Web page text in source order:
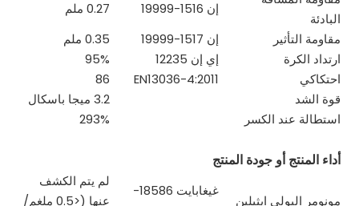
البادئة
إن 1516-19999
0.27 ملم
مقاومة التأثير
إن 1517-19999
0.35 ملم
ارتداد الكرة
إي إن 12235
95%
احتكاكي
EN13036-4:2011
86
قوة الشد
3.2 ميجا باسكال
استطالة عند الكسر
293%
أداء المنتج أو جودة المنتج
مونومر البولي ايثيلين
غيغابايت 18586-
لم يتم الكشف
عنها (<0.5 ملغم/